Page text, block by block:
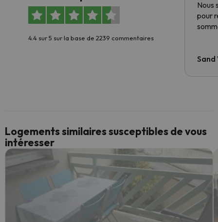
4.4 sur 5 sur la base de 2239 commentaires
Nous
pour
Sand
Logements similaires susceptibles de vous
intéresser